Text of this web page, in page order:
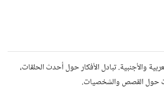
والأجنبية. تبادل الأفكار حول أحدث الحلقات،
حول القصص والشخصيات.